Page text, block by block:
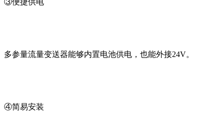
③便捷供电
多参量流量变送器能够内置电池供电，也能外接24V。
④简易安装